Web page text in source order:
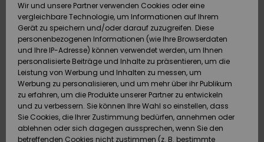
Schuhe&
Flip-Flops
Surf
Snow
Schuhe&
Flip-Flops
Surf
Snow
Highlights
Snow
SURF
Highlights
Community
SNOW
Snow Shop
Damen
Highlights
Community
DOPPELTER
RABATT
Outlet
Frauen
HILFE & KONTAKT
Retouren
Bezahlung
Geschenkkarte
Quiksilver
Freedom
Wir und unsere Partner verwenden Cookies oder eine
vergleichbare Technologie, um Informationen auf Ihrem
Gerät zu speichern und/oder darauf zuzugreifen. Diese
personenbezogenen Informationen (wie Ihre Browserdaten
und Ihre IP-Adresse) können verwendet werden, um Ihnen
personalisierte Beiträge und Inhalte zu präsentieren, um die
Leistung von Werbung und Inhalten zu messen, um
Werbung zu personalisieren, und um mehr über ihr Publikum
zu erfahren, um die Produkte unserer Partner zu entwickeln
und zu verbessern. Sie können Ihre Wahl so einstellen, dass
Sie Cookies, die Ihrer Zustimmung bedürfen, annehmen oder
ablehnen oder sich dagegen aussprechen, wenn Sie den
betreffenden Cookies nicht zustimmen (z. B. bestimmte